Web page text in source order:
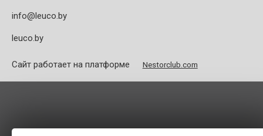
info@leuco.by
leuco.by
Сайт работает на платформе Nestorclub.com